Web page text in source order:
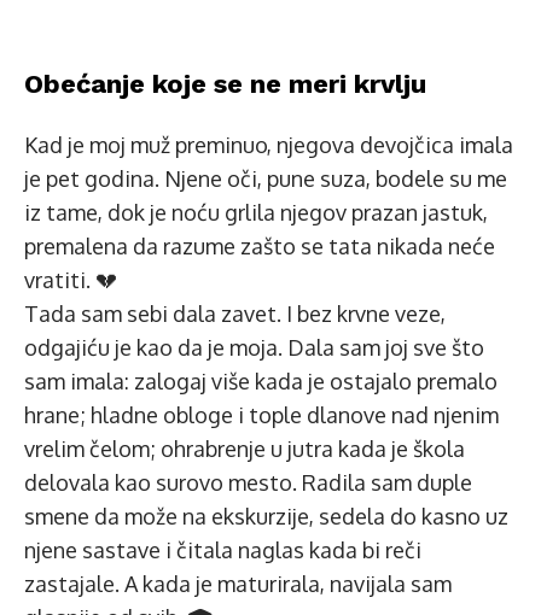
Obećanje koje se ne meri krvlju
Kad je moj muž preminuo, njegova devojčica imala
je pet godina. Njene oči, pune suza, bodele su me
iz tame, dok je noću grlila njegov prazan jastuk,
premalena da razume zašto se tata nikada neće
vratiti. 💔
Tada sam sebi dala zavet. I bez krvne veze,
odgajiću je kao da je moja. Dala sam joj sve što
sam imala: zalogaj više kada je ostajalo premalo
hrane; hladne obloge i tople dlanove nad njenim
vrelim čelom; ohrabrenje u jutra kada je škola
delovala kao surovo mesto. Radila sam duple
smene da može na ekskurzije, sedela do kasno uz
njene sastave i čitala naglas kada bi reči
zastajale. A kada je maturirala, navijala sam